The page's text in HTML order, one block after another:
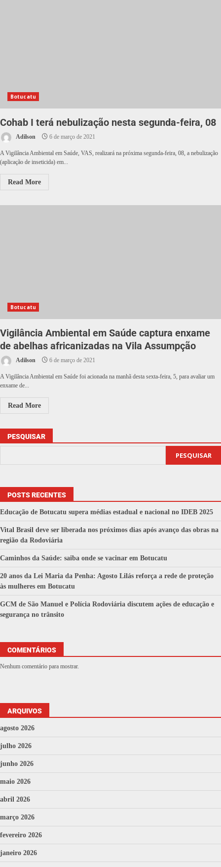
Botucatu
Cohab I terá nebulização nesta segunda-feira, 08
Adilson 6 de março de 2021
A Vigilância Ambiental em Saúde, VAS, realizará na próxima segunda-feira, 08, a nebulização
(aplicação de inseticida) em...
Read More
Botucatu
Vigilância Ambiental em Saúde captura enxame
de abelhas africanizadas na Vila Assumpção
Adilson 6 de março de 2021
A Vigilância Ambiental em Saúde foi acionada na manhã desta sexta-feira, 5, para avaliar um
enxame de...
Read More
PESQUISAR
PESQUISAR
POSTS RECENTES
Educação de Botucatu supera médias estadual e nacional no IDEB 2025
Vital Brasil deve ser liberada nos próximos dias após avanço das obras na
região da Rodoviária
Caminhos da Saúde: saiba onde se vacinar em Botucatu
20 anos da Lei Maria da Penha: Agosto Lilás reforça a rede de proteção
às mulheres em Botucatu
GCM de São Manuel e Polícia Rodoviária discutem ações de educação e
segurança no trânsito
COMENTÁRIOS
Nenhum comentário para mostrar.
ARQUIVOS
agosto 2026
julho 2026
junho 2026
maio 2026
abril 2026
março 2026
fevereiro 2026
janeiro 2026